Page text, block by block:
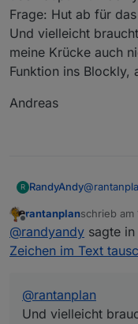
Ich
nicht im
Frage: Hut ab für
Und vielleicht
meine Krücke auch
Funktion ins Blockly,
Andreas
R RandyAndy@
Alles gut,
überhaupt
Keine
Eigentlich
andere ist
Andreas
Offline
rantanplanschrieb am
zuletzt
@randyandy sagte in
Zeichen im Text
@rantanplan
Und vielleicht